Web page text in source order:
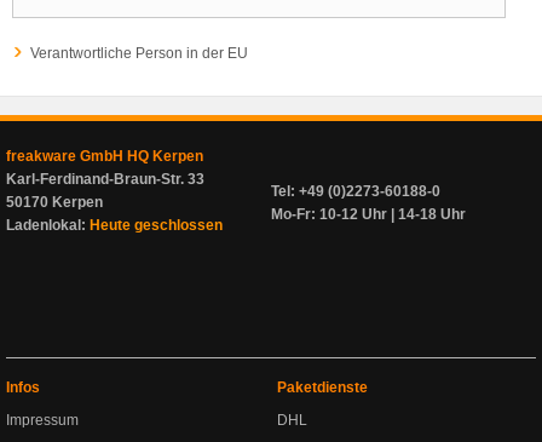
Verantwortliche Person in der EU
freakware GmbH HQ Kerpen
Karl-Ferdinand-Braun-Str. 33
50170 Kerpen
Ladenlokal: Heute geschlossen
Tel: +49 (0)2273-60188-0
Mo-Fr: 10-12 Uhr | 14-18 Uhr
Infos
Impressum
Paketdienste
DHL